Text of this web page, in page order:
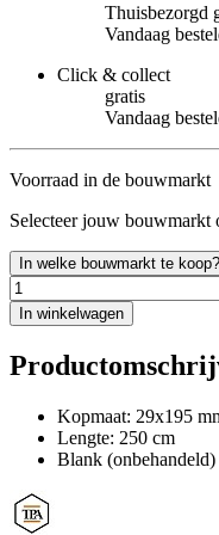
Thuisbezorgd
Vandaag
Click & collect
gratis
Vandaag
Voorraad in de bouwmarkt
Selecteer jouw bouwmarkt
In welke bouwmarkt te koop?
In winkelwagen
Kopmaat: 29x195
Lengte: 250 cm
Blank (onbehandeld)